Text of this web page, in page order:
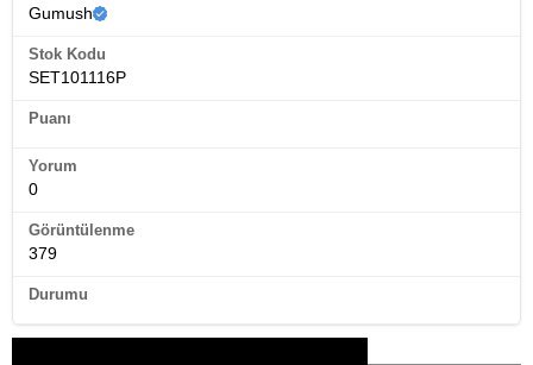
Gumush
Stok Kodu
SET101116P
Puanı
Yorum
0
Görüntülenme
379
Durumu